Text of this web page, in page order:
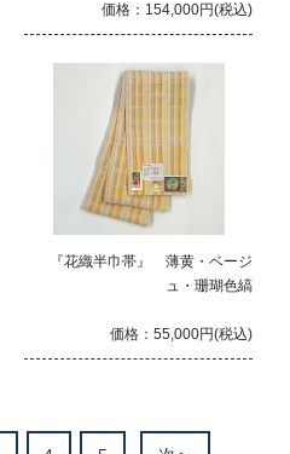
価格：154,000円(税込)
『花織半巾帯』 薄黄・ベージ
ュ・珊瑚色縞
価格：55,000円(税込)